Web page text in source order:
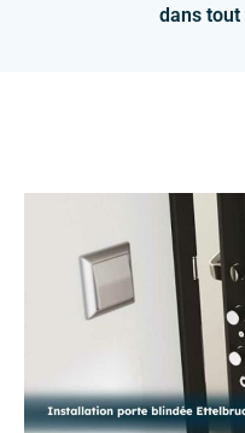
dans